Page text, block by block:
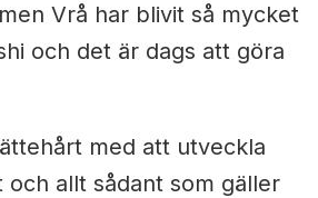
Vrå har blivit så mycket
och det är dags att göra
med att utveckla
och allt sådant som gäller